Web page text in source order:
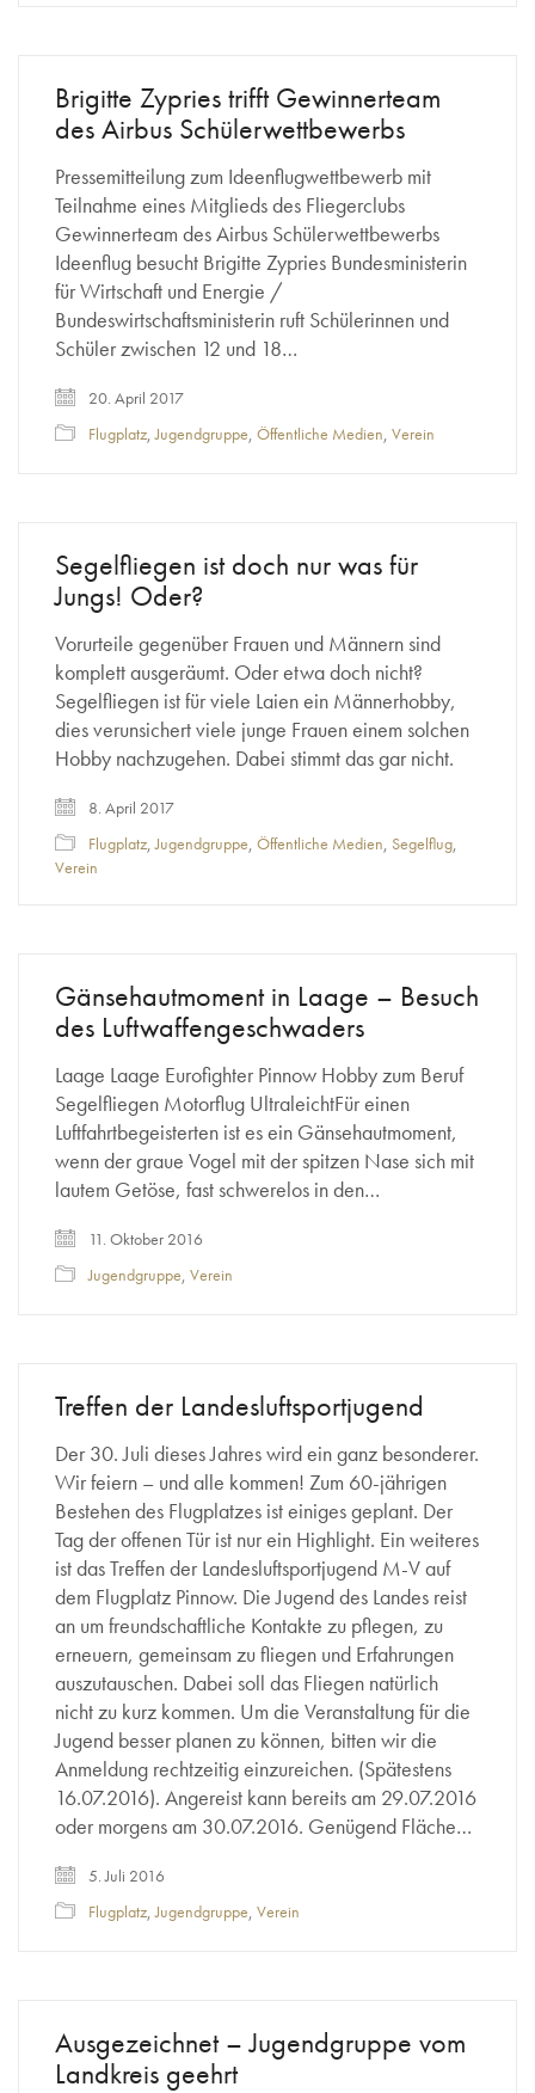
Brigitte Zypries trifft Gewinnerteam
des Airbus Schülerwettbewerbs
Pressemitteilung zum Ideenflugwettbewerb mit
Teilnahme eines Mitglieds des Fliegerclubs
Gewinnerteam des Airbus Schülerwettbewerbs
Ideenflug besucht Brigitte Zypries Bundesministerin
für Wirtschaft und Energie /
Bundeswirtschaftsministerin ruft Schülerinnen und
Schüler zwischen 12 und 18…
20. April 2017
Flugplatz,Jugendgruppe, Öffentliche Medien, Verein
Segelfliegen ist doch nur was für
Jungs! Oder?
Vorurteile gegenüber Frauen und Männern sind
komplett ausgeräumt. Oder etwa doch nicht?
Segelfliegen ist für viele Laien ein Männerhobby,
dies verunsichert viele junge Frauen einem solchen
Hobby nachzugehen. Dabei stimmt das gar nicht.
8. April 2017
Flugplatz,Jugendgruppe, Öffentliche Medien, Segelflug,
Verein
Gänsehautmoment in Laage – Besuch
des Luftwaffengeschwaders
Laage Laage Eurofighter Pinnow Hobby zum Beruf
Segelfliegen Motorflug UltraleichtFür einen
Luftfahrtbegeisterten ist es ein Gänsehautmoment,
wenn der graue Vogel mit der spitzen Nase sich mit
lautem Getöse, fast schwerelos in den…
11. Oktober 2016
Jugendgruppe, Verein
Treffen der Landesluftsportjugend
Der 30. Juli dieses Jahres wird ein ganz besonderer.
Wir feiern – und alle kommen! Zum 60-jährigen
Bestehen des Flugplatzes ist einiges geplant. Der
Tag der offenen Tür ist nur ein Highlight. Ein weiteres
ist das Treffen der Landesluftsportjugend M-V auf
dem Flugplatz Pinnow. Die Jugend des Landes reist
an um freundschaftliche Kontakte zu pflegen, zu
erneuern, gemeinsam zu fliegen und Erfahrungen
auszutauschen. Dabei soll das Fliegen natürlich
nicht zu kurz kommen. Um die Veranstaltung für die
Jugend besser planen zu können, bitten wir die
Anmeldung rechtzeitig einzureichen. (Spätestens
16.07.2016). Angereist kann bereits am 29.07.2016
oder morgens am 30.07.2016. Genügend Fläche…
5. Juli 2016
Flugplatz,Jugendgruppe, Verein
Ausgezeichnet – Jugendgruppe vom
Landkreis geehrt